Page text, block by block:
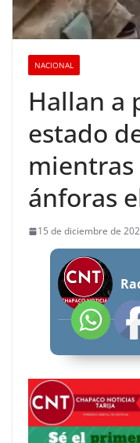
NACIONAL
Hallan a
estado
ánforas
15 de diciembre de